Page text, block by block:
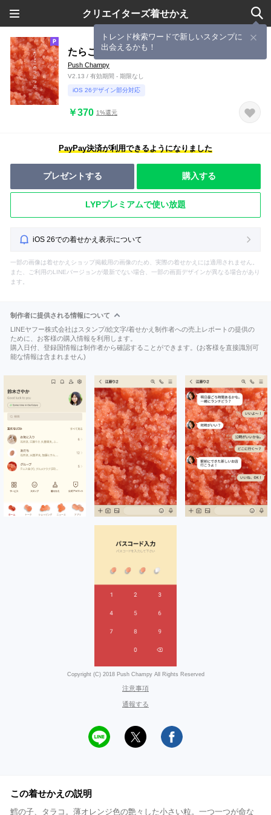
クリエイターズ着せかえ
トレンド検索ワードで新しいスタンプに
出会えるかも！
たらこのつぶつぶ
Push Champy
V2.13 / 有効期間 - 期限なし
iOS 26デザイン部分対応
￥370 1%還元
PayPay決済が利用できるようになりました
プレゼントする 購入する
LYPプレミアムで使い放題
iOS 26での着せかえ表示について
一部の画像は着せかえショップ掲載用の画像のため、実際の着せかえには適用されません。
また、ご利用のLINEバージョンが最新でない場合、一部の画面デザインが異なる場合があり
ます。
制作者に提供される情報について
LINEヤフー株式会社はスタンプ/絵文字/着せかえ制作者への売上レポートの提供の
ために、お客様の購入情報を利用します。
購入日付、登録国情報は制作者から確認することができます。(お客様を直接識別可
能な情報は含まれません)
Copyright (C) 2018 Push Champy All Rights Reserved
注意事項
通報する
この着せかえの説明
鱈の子、タラコ。薄オレンジ色の艶々した小さい粒。一つ一つが命な